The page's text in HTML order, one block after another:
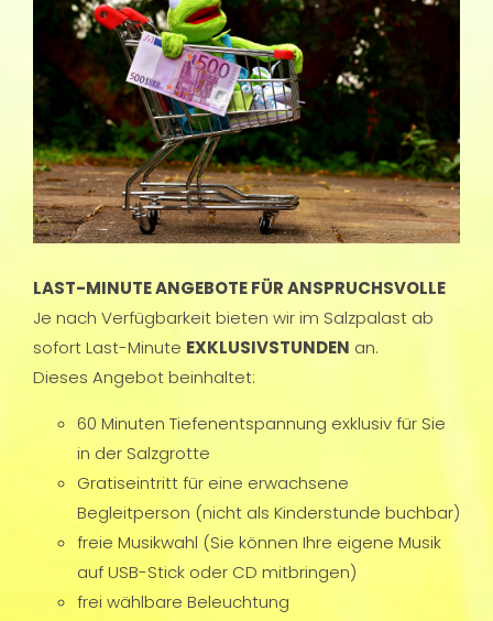
LAST-MINUTE ANGEBOTE FÜR ANSPRUCHSVOLLE
Je nach Verfügbarkeit bieten wir im Salzpalast ab
sofort Last-Minute EXKLUSIVSTUNDEN an.
Dieses Angebot beinhaltet:
60 Minuten Tiefenentspannung exklusiv für Sie
in der Salzgrotte
Gratiseintritt für eine erwachsene
Begleitperson (nicht als Kinderstunde buchbar)
freie Musikwahl (Sie können Ihre eigene Musik
auf USB-Stick oder CD mitbringen)
frei wählbare Beleuchtung